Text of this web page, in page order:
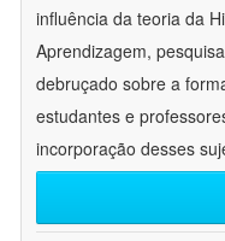
influência da teoria da
Aprendizagem,
debruçado sobre a
estudantes e
incorporação desses